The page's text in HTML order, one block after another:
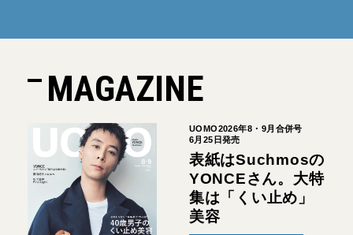
MAGAZINE
UOMO2026年8・9月合併号
6月25日発売
表紙はSuchmosの
YONCEさん。大特
集は「くい止め」
美容